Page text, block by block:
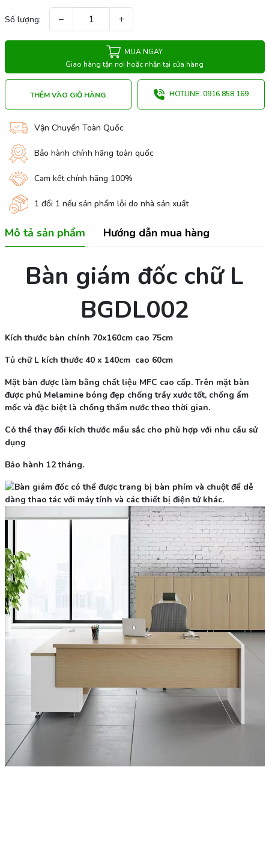
Số lượng: − +
MUA NGAY
Giao hàng tận nơi hoặc nhận tại cửa hàng
THÊM VÀO GIỎ HÀNG HOTLINE: 0916 858 169
Vận Chuyển Toàn Quốc
Bảo hành chính hãng toàn quốc
Cam kết chính hãng 100%
1 đổi 1 nếu sản phẩm lỗi do nhà sản xuất
Mô tả sản phẩm Hướng dẫn mua hàng
Bàn giám đốc chữ L
BGDL002
Kích thước bàn chính 70x160cm cao 75cm
Tủ chữ L kích thước 40 x 140cm cao 60cm
Mặt bàn được làm bằng chất liệu MFC cao cấp. Trên mặt bàn
được phủ Melamine bóng đẹp chống trầy xước tốt, chống ẩm
mốc và đặc biệt là chống thấm nước theo thời gian.
Có thể thay đổi kích thước mầu sắc cho phù hợp với nhu cầu sử
dụng
Bảo hành 12 tháng.